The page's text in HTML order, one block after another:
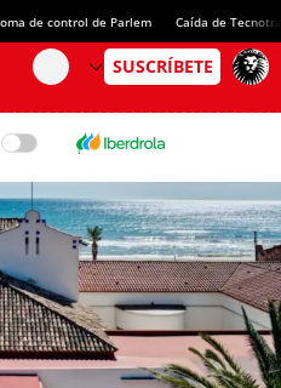
de control de Parlem Caída de